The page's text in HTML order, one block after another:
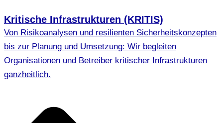
Kritische Infrastrukturen (KRITIS)
Von Risikoanalysen und resilienten Sicherheitskonzepten
bis zur Planung und Umsetzung: Wir begleiten
Organisationen und Betreiber kritischer Infrastrukturen
ganzheitlich.